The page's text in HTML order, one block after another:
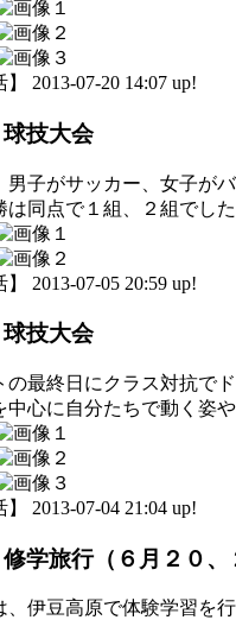
】 2013-07-20 14:07 up!
技大会
子がサッカー、女子が
同点で１組、２組でした
】 2013-07-05 20:59 up!
技大会
の最終日にクラス対抗で
中心に自分たちで動く姿
】 2013-07-04 21:04 up!
学旅行（６月２０、
伊豆高原で体験学習を